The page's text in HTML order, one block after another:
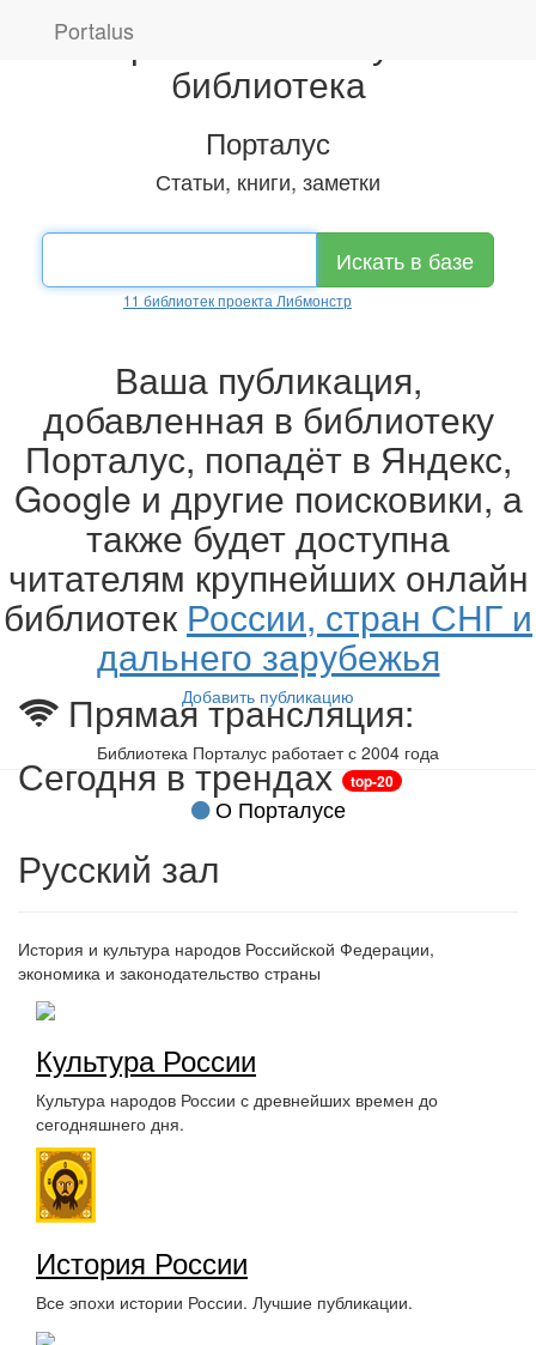
Portalus
Всероссийская научная
библиотека
Порталус
Статьи, книги, заметки
Искать в базе
11 библиотек проекта Либмонстр
Ваша публикация,
добавленная в библиотеку
Порталус, попадёт в Яндекс,
Google и другие поисковики, а
также будет доступна
читателям крупнейших онлайн
библиотек России, стран СНГ и
дальнего зарубежья
Добавить публикацию
Библиотека Порталус работает с 2004 года
Прямая трансляция:
Сегодня в трендах top-20
О Порталусе
Русский зал
История и культура народов Российской Федерации,
экономика и законодательство страны
Культура России
Культура народов России с древнейших времен до
сегодняшнего дня.
История России
Все эпохи истории России. Лучшие публикации.